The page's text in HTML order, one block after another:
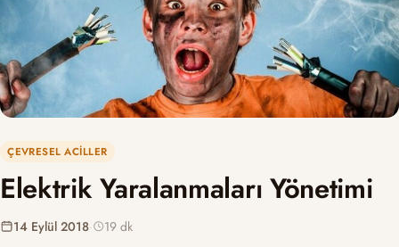
Kurumsal
Abonelik
ÇEVRESEL ACILLER
Elektrik Yaralanmaları Yönetimi
14 Eylül 2018· 19 dk